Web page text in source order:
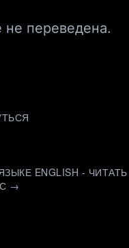
не переведена.
ENGLISH - ЧИТАТЬ
→